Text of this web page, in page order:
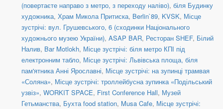
(повертаєте направо з метро, з переходу наліво), біля Будинку
художника, Храм Микола Притиска, Berlin`89, KVSK, Місце
зустрічі: вул. Грушевського, 6 (сходинки Національного
художнього музею України), ASAP BAR, Ресторан SHEF, Білий
Налив, Bar Motlokh, Місце зустрічі: біля метро КПІ під
електронним табло, Місце зустрічі: Львівська площа, біля
пам'ятника Анні Ярославні, Місце зустрічі: на зупинці трамвая
«Соляна», Місце зустрічі: троллейбусна зупинка «Подільський
узвіз», WORKIT SPACE, First Conference Hall, Музей
Гетьманства, Бухта food station, Musa Cafe, Місце зустрічі: